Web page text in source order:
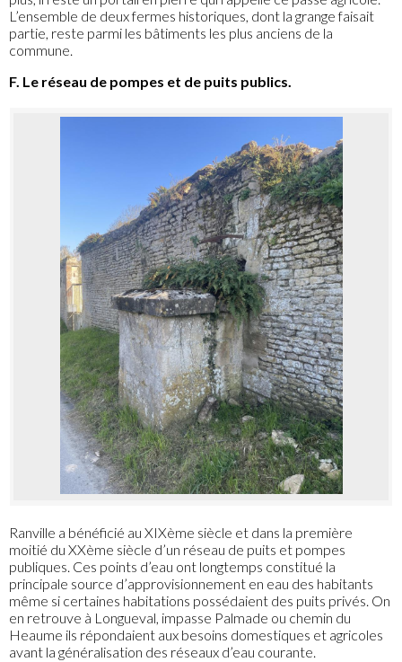
L’ensemble de deux fermes historiques, dont la grange faisait
partie, reste parmi les bâtiments les plus anciens de la
commune.
F. Le réseau de pompes et de puits publics.
Ranville a bénéficié au XIXème siècle et dans la première
moitié du XXème siècle d’un réseau de puits et pompes
publiques. Ces points d’eau ont longtemps constitué la
principale source d’approvisionnement en eau des habitants
même si certaines habitations possédaient des puits privés. On
en retrouve à Longueval, impasse Palmade ou chemin du
Heaume ils répondaient aux besoins domestiques et agricoles
avant la généralisation des réseaux d’eau courante.